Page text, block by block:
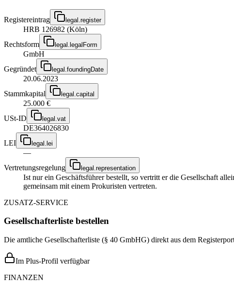
Registereintrag legal.register
HRB 126982 (Köln)
Rechtsform
legal.legalForm
GmbH
Gegründet
legal.foundingDate
20.06.2023
Stammkapital
legal.capital
25.000 €
USt-ID
legal.vat
DE364026830
LEI
legal.lei
—
Vertretungsregelung
legal.representation
Ist nur ein Geschäftsführer bestellt, so vertritt er die Gesellschaft
gemeinsam mit einem Prokuristen vertreten.
ZUSATZ-SERVICE
Gesellschafterliste bestellen
Die amtliche Gesellschafterliste (§ 40 GmbHG) direkt aus dem
Im Plus-Profil verfügbar
FINANZEN